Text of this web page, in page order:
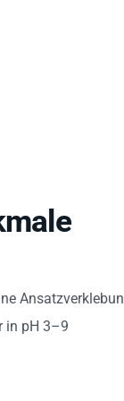
in pH 3–9